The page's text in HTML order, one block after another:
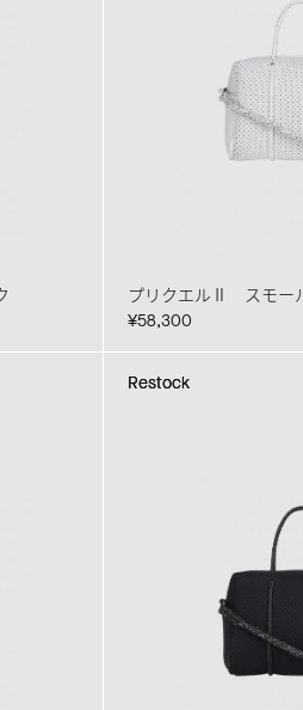
プリクエルⅡ スモー
¥58,300
Restock
Restock